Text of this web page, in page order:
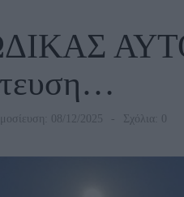
08/12/2025 Σχόλια: 0